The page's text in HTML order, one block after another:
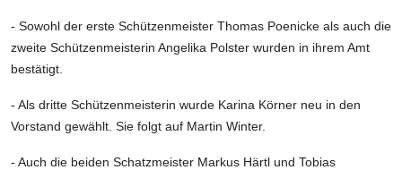
- Sowohl der erste Schützenmeister Thomas Poenicke als auch die
zweite Schützenmeisterin Angelika Polster wurden in ihrem Amt
bestätigt.
- Als dritte Schützenmeisterin wurde Karina Körner neu in den
Vorstand gewählt. Sie folgt auf Martin Winter.
- Auch die beiden Schatzmeister Markus Härtl und Tobias